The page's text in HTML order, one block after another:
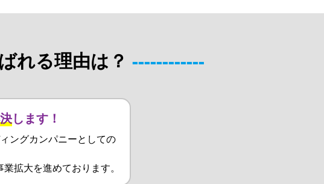
れる理由は？
します！
ングカンパニーとしての
拡大を進めております。